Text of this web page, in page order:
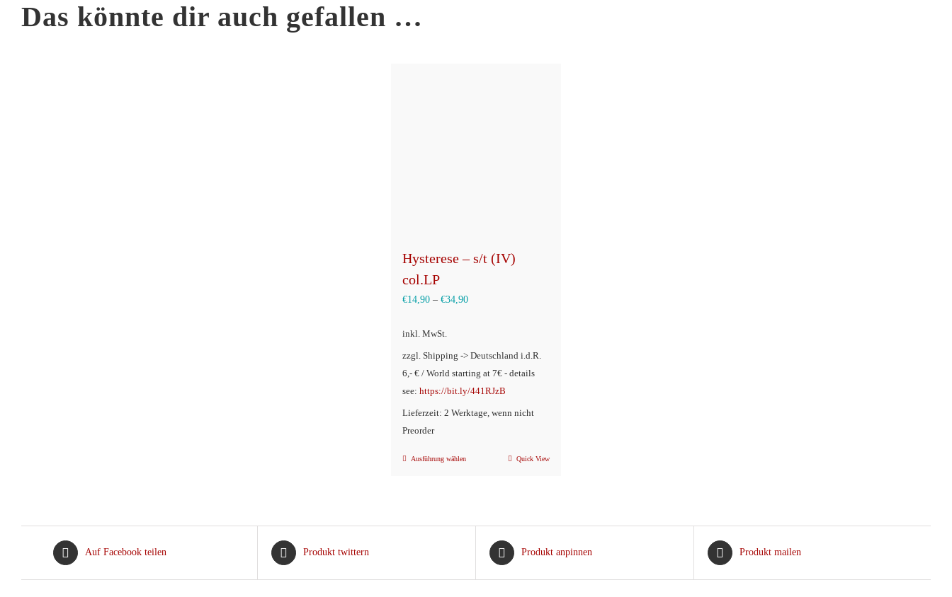
Das könnte dir auch gefallen …
Hysterese – s/t (IV)
col.LP
€14,90– €34,90
inkl. MwSt.
zzgl. Shipping -> Deutschland i.d.R.
6,- € / World starting at 7€ - details
see: https://bit.ly/441RJzB
Lieferzeit: 2 Werktage, wenn nicht
Preorder
Ausführung wählenDieses
Varianten
Die
Quick View
Auf Facebook teilen Produkt twittern Produkt anpinnen Produkt mailen